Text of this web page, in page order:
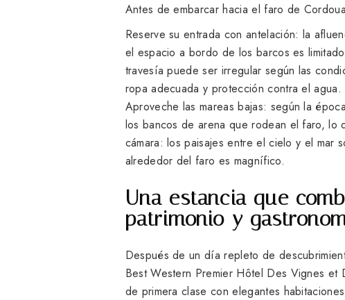
Antes de embarcar hacia el faro de
Reserve su entrada con antelación: la
el espacio a bordo de los barcos es
travesía puede ser irregular según las
ropa adecuada y protección contra el agua.
Aproveche las mareas bajas: según la
los bancos de arena que rodean el faro, lo
cámara: los paisajes entre el cielo y el mar
alrededor del faro es magnífico.
Una estancia que
patrimonio y
Después de un día repleto de
Best Western Premier Hôtel Des Vignes
de primera clase con elegantes